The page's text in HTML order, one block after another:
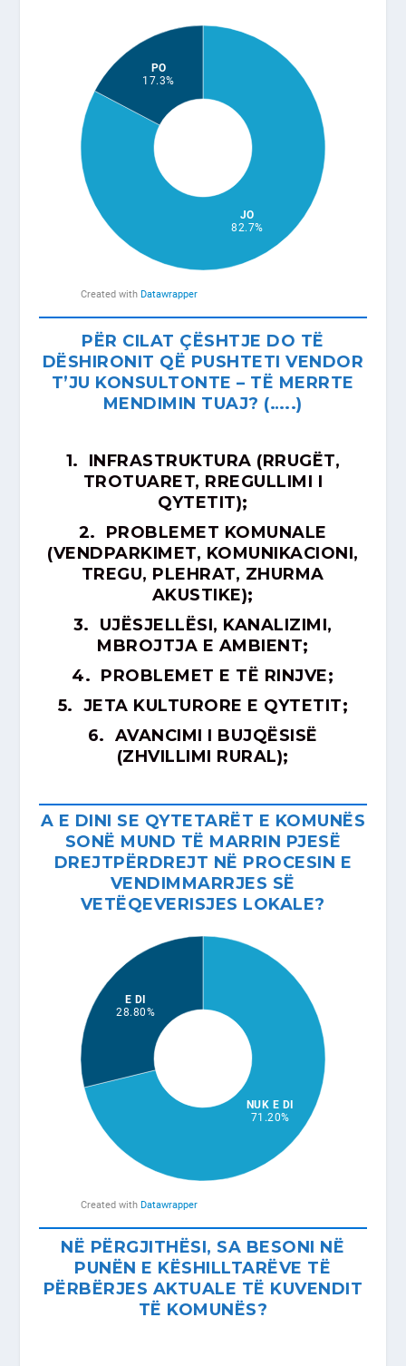
PËR CILAT ÇËSHTJE DO TË
DËSHIRONIT QË PUSHTETI VENDOR
T’JU KONSULTONTE – TË MERRTE
MENDIMIN TUAJ? (…..)
1. INFRASTRUKTURA (RRUGËT,
TROTUARET, RREGULLIMI I
QYTETIT);
2. PROBLEMET KOMUNALE
(VENDPARKIMET, KOMUNIKACIONI,
TREGU, PLEHRAT, ZHURMA
AKUSTIKE);
3. UJËSJELLËSI, KANALIZIMI,
MBROJTJA E AMBIENT;
4. PROBLEMET E TË RINJVE;
5. JETA KULTURORE E QYTETIT;
6. AVANCIMI I BUJQËSISË
(ZHVILLIMI RURAL);
A E DINI SE QYTETARËT E KOMUNËS
SONË MUND TË MARRIN PJESË
DREJTPËRDREJT NË PROCESIN E
VENDIMMARRJES SË
VETËQEVERISJES LOKALE?
NË PËRGJITHËSI, SA BESONI NË
PUNËN E KËSHILLTARËVE TË
PËRBËRJES AKTUALE TË KUVENDIT
TË KOMUNËS?